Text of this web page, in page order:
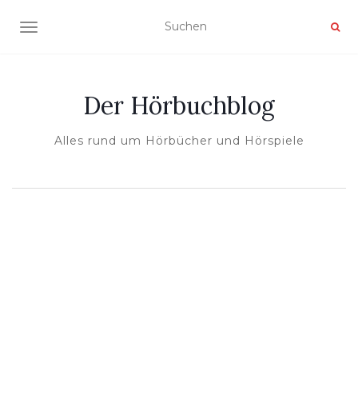
NAVIGATION UMSCHALTEN
Der Hörbuchblog
Alles rund um Hörbücher und Hörspiele